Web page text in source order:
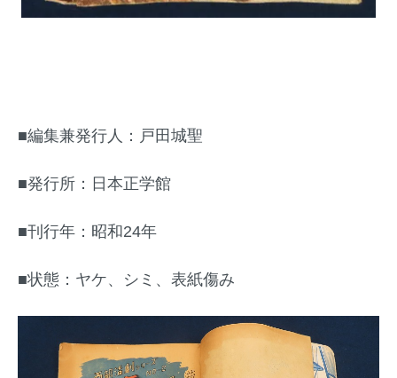
■編集兼発行人：戸田城聖
■発行所：日本正学館
■刊行年：昭和24年
■状態：ヤケ、シミ、表紙傷み